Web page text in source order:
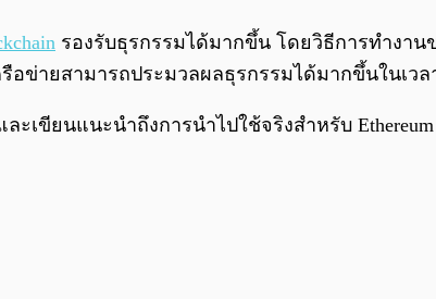
รองรับธุรกรรมได้มากขึ้น โดยวิธีการทำงาน
อข่ายสามารถประมวลผลธุรกรรมได้มากขึ้นในเวล
ะเขียนแนะนำถึงการนำไปใช้จริงสำหรับ